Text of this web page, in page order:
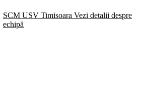
SCM USV Timisoara Vezi detalii despre
echipă